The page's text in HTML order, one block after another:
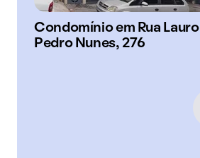
Condomínio em Rua Lauro
Pedro Nunes, 276